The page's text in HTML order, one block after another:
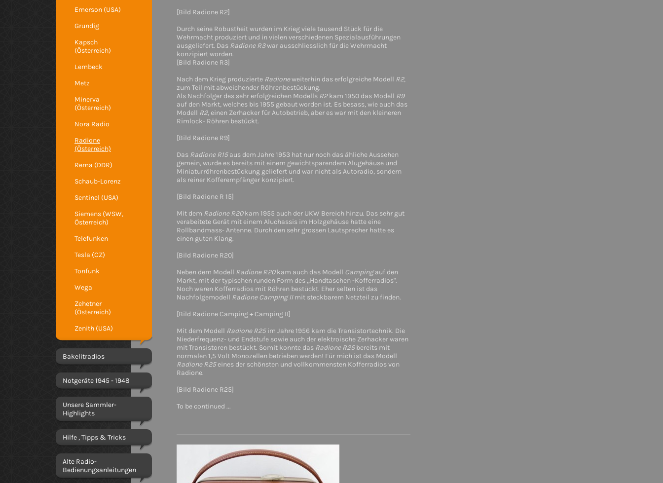
Emerson (USA)
Grundig
Kapsch
(Österreich)
Lembeck
Metz
Minerva
(Österreich)
Nora Radio
Radione
(Österreich)
Rema (DDR)
Schaub-Lorenz
Sentinel (USA)
Siemens (WSW,
Österreich)
Telefunken
Tesla (CZ)
Tonfunk
Wega
Zehetner
(Österreich)
Zenith (USA)
Bakelitradios
Notgeräte 1945 - 1948
Unsere Sammler-
Highlights
Hilfe , Tipps & Tricks
Alte Radio-
Bedienungsanleitungen
[Bild Radione R2]
Durch seine Robustheit wurden im Krieg viele tausend Stück für die
Wehrmacht produziert und in vielen verschiedenen Spezialausführungen
ausgeliefert. Das Radione R3war ausschliesslich für die Wehrmacht
konzipiert worden.
[Bild Radione R3]
Nach dem Krieg produzierte Radioneweiterhin das erfolgreiche Modell R2,
zum Teil mit abweichender Röhrenbestückung.
Als Nachfolger des sehr erfolgreichen Modells R2kam 1950 das Modell R9
auf den Markt, welches bis 1955 gebaut worden ist. Es besass, wie auch das
Modell R2, einen Zerhacker für Autobetrieb, aber es war mit den kleineren
Rimlock- Röhren bestückt.
[Bild Radione R9]
Das Radione R15aus dem Jahre 1953 hat nur noch das ähliche Aussehen
gemein, wurde es bereits mit einem gewichtsparendem Alugehäuse und
Miniaturröhrenbestückung geliefert und war nicht als Autoradio, sondern
als reiner Kofferempfänger konzipiert.
[Bild Radione R 15]
Mit dem Radione R20kam 1955 auch der UKW Bereich hinzu. Das sehr gut
verabeitete Gerät mit einem Aluchassis im Holzgehäuse hatte eine
Rollbandmass- Antenne. Durch den sehr grossen Lautsprecher hatte es
einen guten Klang.
[Bild Radione R20]
Neben dem Modell Radione R20kam auch das Modell Campingauf den
Markt, mit der typischen runden Form des „Handtaschen -Kofferradios".
Noch waren Kofferradios mit Röhren bestückt. Eher selten ist das
Nachfolgemodell Radione Camping IImit steckbarem Netzteil zu finden.
[Bild Radione Camping + Camping II]
Mit dem Modell Radione R25im Jahre 1956 kam die Transistortechnik. Die
Niederfrequenz- und Endstufe sowie auch der elektroische Zerhacker waren
mit Transistoren bestückt. Somit konnte das Radione R25bereits mit
normalen 1,5 Volt Monozellen betrieben werden! Für mich ist das Modell
Radione R25eines der schönsten und vollkommensten Kofferradios von
Radione.
[Bild Radione R25]
To be continued ...